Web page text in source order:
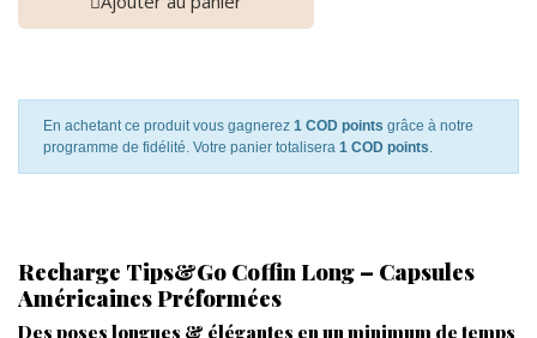
En achetant ce produit vous gagnerez 1 COD points grâce à notre
programme de fidélité. Votre panier totalisera 1 COD points.
Recharge Tips&Go Coffin Long – Capsules
Américaines Préformées
Des poses longues & élégantes en un minimum de temps